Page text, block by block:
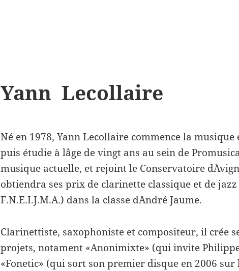
Yann Lecollaire
Né en 1978, Yann Lecollaire commence la musique
puis étudie à l`âge de vingt ans au sein de
musique actuelle, et rejoint le Conservatoire
obtiendra ses prix de clarinette classique et de jazz
F.N.E.I.J.M.A.) dans la classe d`André Jaume.
Clarinettiste, saxophoniste et compositeur, il crée
projets, notament «Anonimixte» (qui invite
«Fonetic» (qui sort son premier disque en 2006 sur